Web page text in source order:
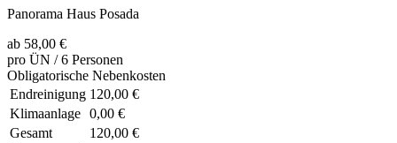
Panorama Haus Posada
ab 58,00 €
pro ÜN / 6 Personen
Obligatorische Nebenkosten
Endreinigung 120,00 €
Klimaanlage 0,00 €
Gesamt
120,00 €